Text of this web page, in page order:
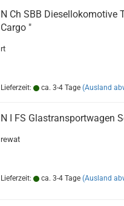
N Ch SBB Diesellokomotive
Cargo "
rt
Lieferzeit: ca. 3-4 Tage (Ausland
N I FS Glastransportwagen
rewat
Lieferzeit: ca. 3-4 Tage (Ausland